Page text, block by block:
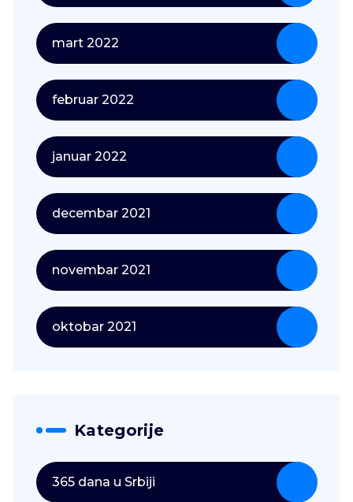
mart 2022
februar 2022
januar 2022
decembar 2021
novembar 2021
oktobar 2021
Kategorije
365 dana u Srbiji